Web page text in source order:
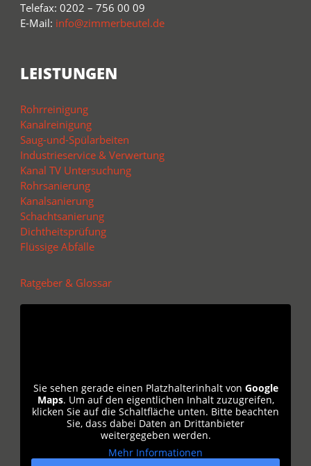
Telefax: 0202 – 756 00 09
E-Mail: info@zimmerbeutel.de
LEISTUNGEN
Rohrreinigung
Kanalreinigung
Saug-und-Spülarbeiten
Industrieservice & Verwertung
Kanal TV Untersuchung
Rohrsanierung
Kanalsanierung
Schachtsanierung
Dichtheitsprüfung
Flüssige Abfälle
Ratgeber & Glossar
Sie sehen gerade einen Platzhalterinhalt von Google
Maps. Um auf den eigentlichen Inhalt zuzugreifen,
klicken Sie auf die Schaltfläche unten. Bitte beachten
Sie, dass dabei Daten an Drittanbieter
weitergegeben werden.
Mehr Informationen